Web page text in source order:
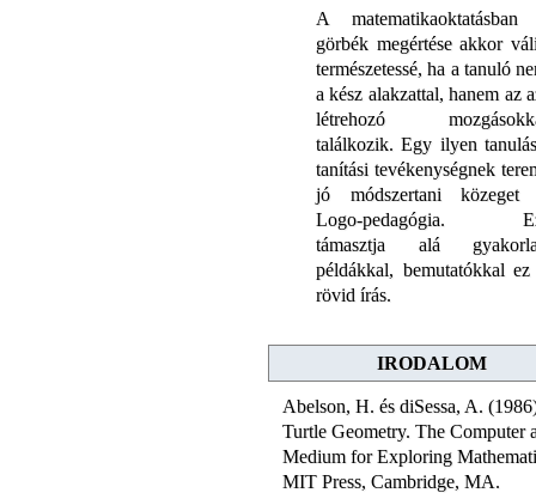
A matematikaoktatásban
görbék megértése akkor
természetessé, ha a tanuló
a kész alakzattal, hanem az
létrehozó
találkozik. Egy ilyen
tanítási tevékenységnek
jó módszertani közeget
Logo-pedagógia.
támasztja alá
példákkal, bemutatókkal
rövid írás.
IRODALOM
Abelson, H. és diSessa, A.
Turtle Geometry. The Computer
Medium for Exploring
MIT Press, Cambridge, MA.